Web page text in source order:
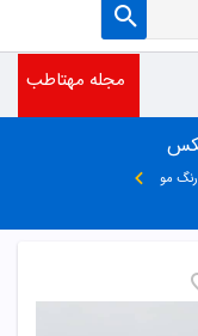
مجله مهتاطب
رنگ مو